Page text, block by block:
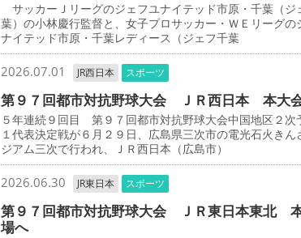
サッカーＪリーグのジェフユナイテッド市原・千葉（ジ
葉）の小林慶行監督と、女子プロサッカー・ＷＥリーグの
ナイテッド市原・千葉レディース（ジェフ千葉
2026.07.01 JR西日本 スポーツ
第９７回都市対抗野球大会 ＪＲ西日本 本大
５年連続９回目 第９７回都市対抗野球大会中国地区２次
１代表決定戦が６月２９日、広島県三次市の電光石火きん
ジアム三次で行われ、ＪＲ西日本（広島市）
2026.06.30 JR東日本 スポーツ
第９７回都市対抗野球大会 ＪＲ東日本東北
場へ